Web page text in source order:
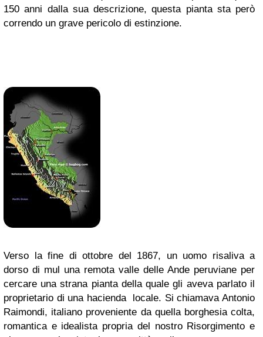
150 anni dalla sua descrizione, questa pianta sta però
correndo un grave pericolo di estinzione.
Verso la fine di ottobre del 1867, un uomo risaliva a
dorso di mul una remota valle delle Ande peruviane per
cercare una strana pianta della quale gli aveva parlato il
proprietario di una hacienda locale. Si chiamava Antonio
Raimondi, italiano proveniente da quella borghesia colta,
romantica e idealista propria del nostro Risorgimento e